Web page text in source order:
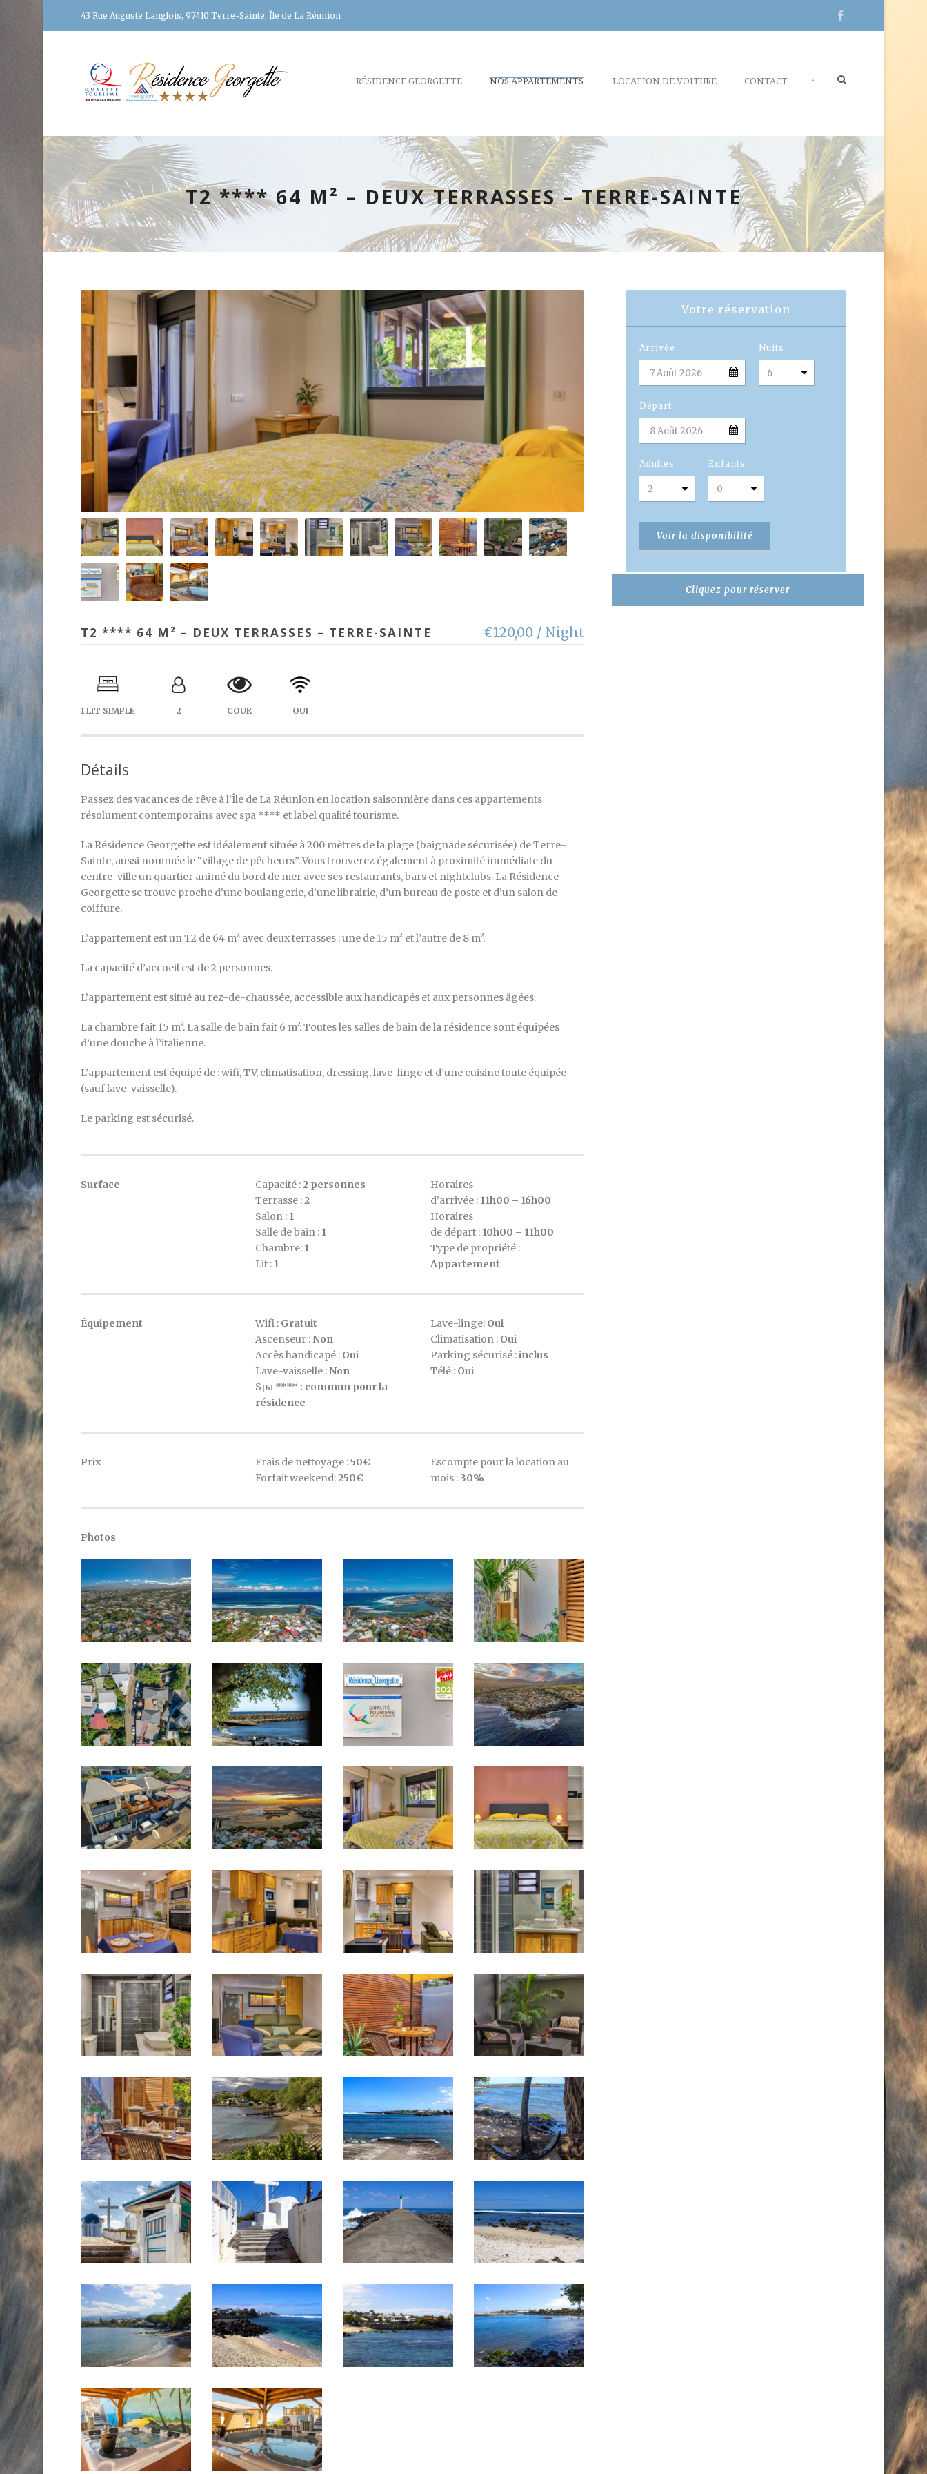
43 Rue Auguste Langlois, 97410 Terre-Sainte, Île de La Réunion
RÉSIDENCE GEORGETTE NOS APPARTEMENTS LOCATION DE VOITURE CONTACT •
T2 **** 64 M² – DEUX TERRASSES – TERRE-SAINTE
T2 **** 64 M² – DEUX TERRASSES – TERRE-SAINTE €120,00 / Night
1 LIT SIMPLE 2 COUR OUI
Détails
Passez des vacances de rêve à l’Île de La Réunion en location saisonnière dans ces appartements
résolument contemporains avec spa **** et label qualité tourisme.
La Résidence Georgette est idéalement située à 200 mètres de la plage (baignade sécurisée) de Terre-
Sainte, aussi nommée le “village de pêcheurs”. Vous trouverez également à proximité immédiate du
centre-ville un quartier animé du bord de mer avec ses restaurants, bars et nightclubs. La Résidence
Georgette se trouve proche d’une boulangerie, d’une librairie, d’un bureau de poste et d’un salon de
coiffure.
L’appartement est un T2 de 64 m² avec deux terrasses : une de 15 m² et l’autre de 8 m².
La capacité d’accueil est de 2 personnes.
L’appartement est situé au rez-de-chaussée, accessible aux handicapés et aux personnes âgées.
La chambre fait 15 m². La salle de bain fait 6 m². Toutes les salles de bain de la résidence sont équipées
d’une douche à l’italienne.
L’appartement est équipé de : wifi, TV, climatisation, dressing, lave-linge et d’une cuisine toute équipée
(sauf lave-vaisselle).
Le parking est sécurisé.
Surface Capacité :2 personnes
Terrasse :2
Salon : 1
Salle de bain : 1
Chambre: 1
Lit : 1
Horaires
d’arrivée : 11h00 – 16h00
Horaires
de départ :10h00 – 11h00
Type de propriété :
Appartement
Équipement Wifi : Gratuit
Ascenseur :Non
Accès handicapé : Oui
Lave-vaisselle :Non
Spa **** : commun pour la
résidence
Lave-linge: Oui
Climatisation : Oui
Parking sécurisé :inclus
Télé : Oui
Prix Frais de nettoyage :50€
Forfait weekend:250€
Escompte pour la location au
mois : 30%
Photos
Votre réservation
Arrivée Nuits
Départ
Adultes Enfants
Cliquez pour réserver